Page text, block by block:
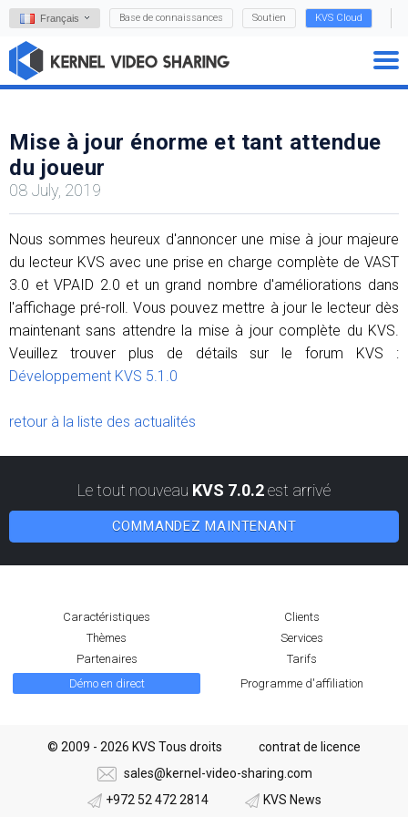
Français Base de connaissances Soutien KVS Cloud
Mise à jour énorme et tant attendue
du joueur
08 July, 2019
Nous sommes heureux d'annoncer une mise à jour majeure
du lecteur KVS avec une prise en charge complète de VAST
3.0 et VPAID 2.0 et un grand nombre d'améliorations dans
l'affichage pré-roll. Vous pouvez mettre à jour le lecteur dès
maintenant sans attendre la mise à jour complète du KVS.
Veuillez trouver plus de détails sur le forum KVS :
Développement KVS 5.1.0
retour à la liste des actualités
Le tout nouveau KVS 7.0.2est arrivé
COMMANDEZ MAINTENANT
Caractéristiques
Clients
Thèmes
Services
Partenaires
Tarifs
Démo en direct
Programme d'affiliation
© 2009 - 2026 KVS Tous droits
contrat de licence
sales@kernel-video-sharing.com
+972 52 472 2814
KVS News